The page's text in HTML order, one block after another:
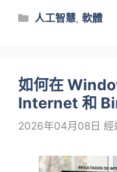
類
人工智慧,軟體
如何在
Internet 和
2026年04月08日 經